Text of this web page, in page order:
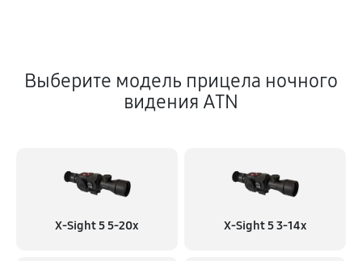
Выберите модель прицела ночного
видения ATN
X-Sight 5 5-20x X-Sight 5 3-14x